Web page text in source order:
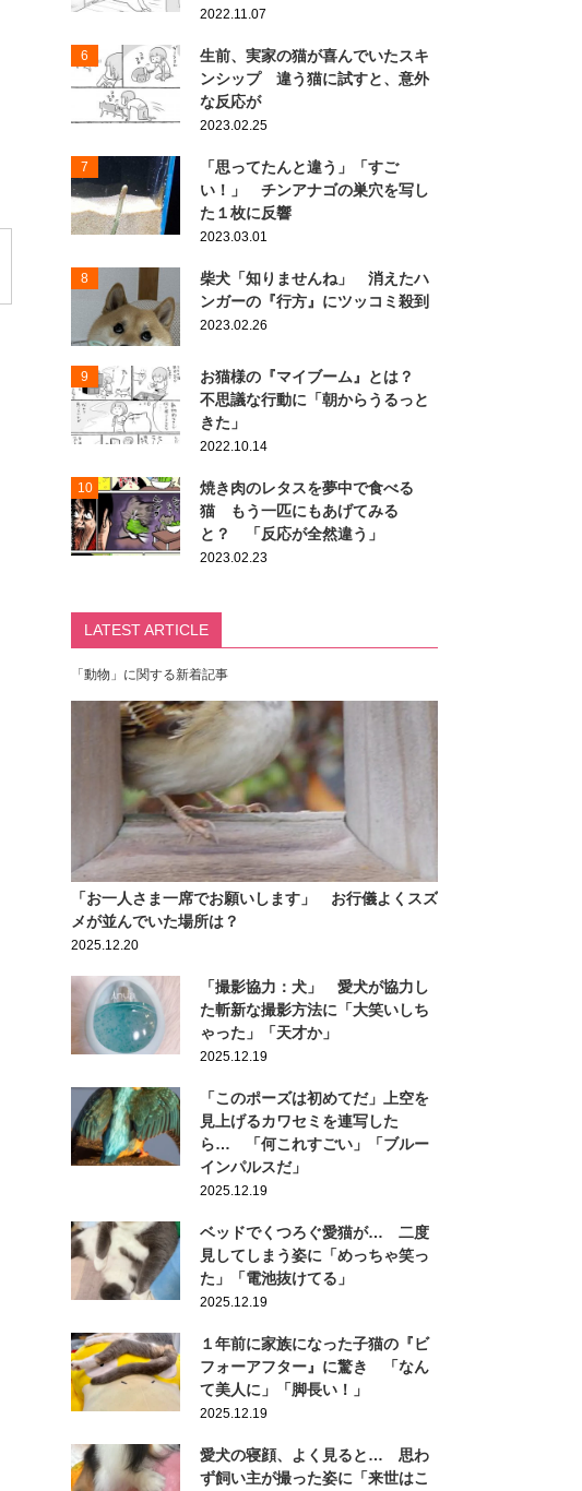
2022.11.07
6
生前、実家の猫が喜んでいたスキ
ンシップ 違う猫に試すと、意外
な反応が
2023.02.25
7
「思ってたんと違う」「すご
い！」 チンアナゴの巣穴を写し
た１枚に反響
2023.03.01
8
柴犬「知りませんね」 消えたハ
ンガーの『行方』にツッコミ殺到
2023.02.26
9
お猫様の『マイブーム』とは？
不思議な行動に「朝からうるっと
きた」
2022.10.14
10
焼き肉のレタスを夢中で食べる
猫 もう一匹にもあげてみる
と？ 「反応が全然違う」
2023.02.23
LATEST ARTICLE
「動物」に関する新着記事
「お一人さま一席でお願いします」 お行儀よくスズ
メが並んでいた場所は？
2025.12.20
「撮影協力：犬」 愛犬が協力し
た斬新な撮影方法に「大笑いしち
ゃった」「天才か」
2025.12.19
「このポーズは初めてだ」上空を
見上げるカワセミを連写した
ら… 「何これすごい」「ブルー
インパルスだ」
2025.12.19
ベッドでくつろぐ愛猫が… 二度
見してしまう姿に「めっちゃ笑っ
た」「電池抜けてる」
2025.12.19
１年前に家族になった子猫の『ビ
フォーアフター』に驚き 「なん
て美人に」「脚長い！」
2025.12.19
愛犬の寝顔、よく見ると… 思わ
ず飼い主が撮った姿に「来世はこ